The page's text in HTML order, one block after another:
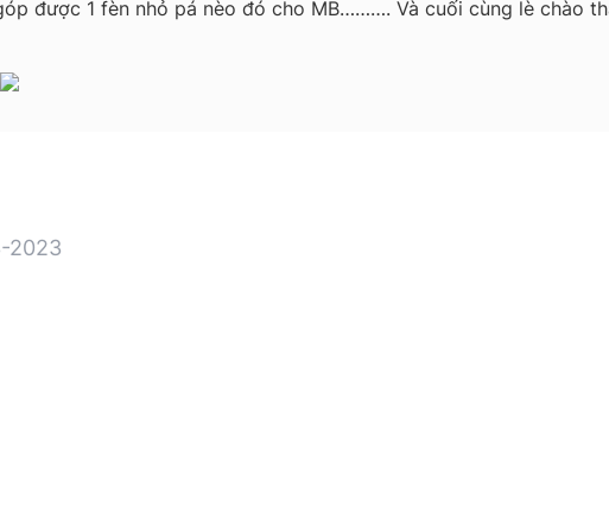
được 1 fèn nhỏ pá nèo đó cho MB………. Và cuối cùng lè chào
2023